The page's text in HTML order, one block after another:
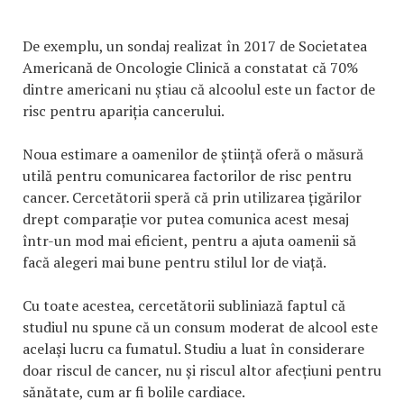
De exemplu, un sondaj realizat în 2017 de Societatea
Americană de Oncologie Clinică a constatat că 70%
dintre americani nu știau că alcoolul este un factor de
risc pentru apariția cancerului.
Noua estimare a oamenilor de știință oferă o măsură
utilă pentru comunicarea factorilor de risc pentru
cancer. Cercetătorii speră că prin utilizarea țigărilor
drept comparație vor putea comunica acest mesaj
într-un mod mai eficient, pentru a ajuta oamenii să
facă alegeri mai bune pentru stilul lor de viață.
Cu toate acestea, cercetătorii subliniază faptul că
studiul nu spune că un consum moderat de alcool este
același lucru ca fumatul. Studiu a luat în considerare
doar riscul de cancer, nu și riscul altor afecțiuni pentru
sănătate, cum ar fi bolile cardiace.